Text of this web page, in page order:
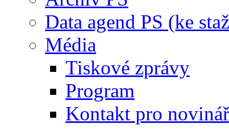
Data agend PS (ke
Média
Tiskové zprávy
Program
Kontakt pro